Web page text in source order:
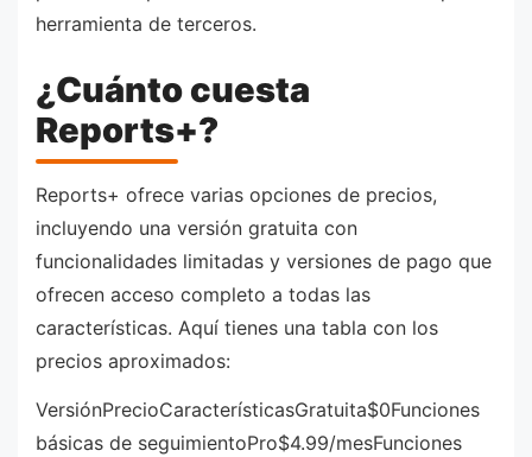
herramienta de terceros.
¿Cuánto cuesta
Reports+?
Reports+ ofrece varias opciones de precios,
incluyendo una versión gratuita con
funcionalidades limitadas y versiones de pago que
ofrecen acceso completo a todas las
características. Aquí tienes una tabla con los
precios aproximados:
VersiónPrecioCaracterísticasGratuita$0Funciones
básicas de seguimientoPro$4.99/mesFunciones